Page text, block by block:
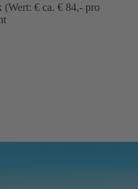
€ ca. € 84,- pro